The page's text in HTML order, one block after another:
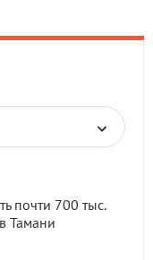
почти 700 тыс.
Тамани